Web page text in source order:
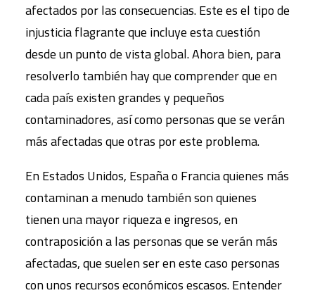
afectados por las consecuencias. Este es el tipo de
injusticia flagrante que incluye esta cuestión
desde un punto de vista global. Ahora bien, para
resolverlo también hay que comprender que en
cada país existen grandes y pequeños
contaminadores, así como personas que se verán
más afectadas que otras por este problema.
En Estados Unidos, España o Francia quienes más
contaminan a menudo también son quienes
tienen una mayor riqueza e ingresos, en
contraposición a las personas que se verán más
afectadas, que suelen ser en este caso personas
con unos recursos económicos escasos. Entender